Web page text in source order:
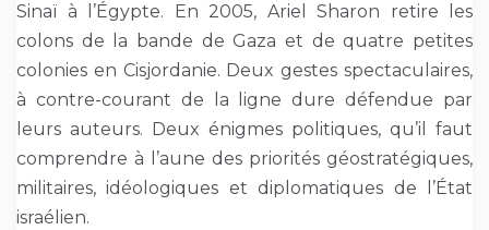
Sinaï à l’Égypte. En 2005, Ariel Sharon retire les
colons de la bande de Gaza et de quatre petites
colonies en Cisjordanie. Deux gestes spectaculaires,
à contre-courant de la ligne dure défendue par
leurs auteurs. Deux énigmes politiques, qu’il faut
comprendre à l’aune des priorités géostratégiques,
militaires, idéologiques et diplomatiques de l’État
israélien.